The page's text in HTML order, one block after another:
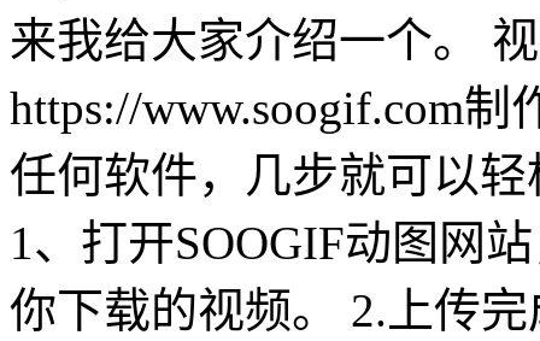
来我给大家介绍一个。
https://www.soogif.com
任何软件，几步就可以
1、打开SOOGIF动图网
你下载的视频。 2.上传